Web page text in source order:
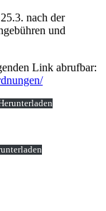
nach der
und
Link abrufbar: